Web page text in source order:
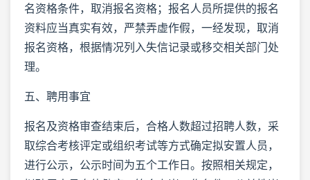
名资格条件，取消报名资格；报名人员所提供的报名
资料应当真实有效，严禁弄虚作假，一经发现，取消
报名资格，根据情况列入失信记录或移交相关部门处
理。
五、聘用事宜
报名及资格审查结束后，合格人数超过招聘人数，采
取综合考核评定或组织考试等方式确定拟安置人员，
进行公示，公示时间为五个工作日。按照相关规定，